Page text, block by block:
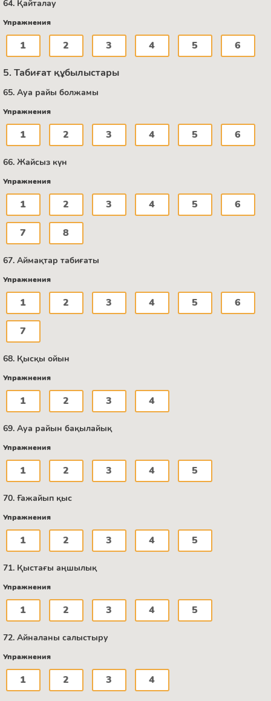
64. Қайталау
Упражнения
1 2 3 4 5 6
5. Табиғат құбылыстары
65. Ауа райы болжамы
Упражнения
1 2 3 4 5 6
66. Жайсыз күн
Упражнения
1 2 3 4 5 6
7 8
67. Аймақтар табиғаты
Упражнения
1 2 3 4 5 6
7
68. Қысқы ойын
Упражнения
1 2 3 4
69. Ауа райын бақылайық
Упражнения
1 2 3 4 5
70. Ғажайып қыс
Упражнения
1 2 3 4 5
71. Қыстағы аңшылық
Упражнения
1 2 3 4 5
72. Айналаны салыстыру
Упражнения
1 2 3 4